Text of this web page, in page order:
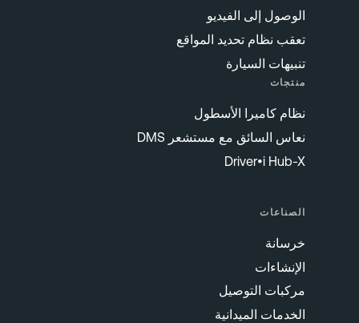
الوصول إلى الفيديو
تعقب نظام تحديد المواقع
تنبيهات السيارة
منتجات
نظام كاميرا الأسطول
نعاس السائق مع مستشعر DMS
Driver•i Hub-X
الصناعات
خرسانة
الإنشاءات
مركبات التوصيل
الخدمات الميدانية